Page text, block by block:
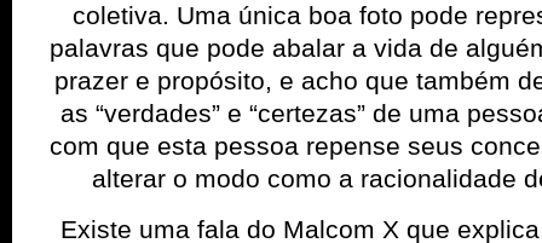
coletiva. Uma única boa foto pode
palavras que pode abalar a vida de
prazer e propósito, e acho que também
as “verdades” e “certezas” de uma
com que esta pessoa repense seus
alterar o modo como a racionalidade
Existe uma fala do Malcom X que